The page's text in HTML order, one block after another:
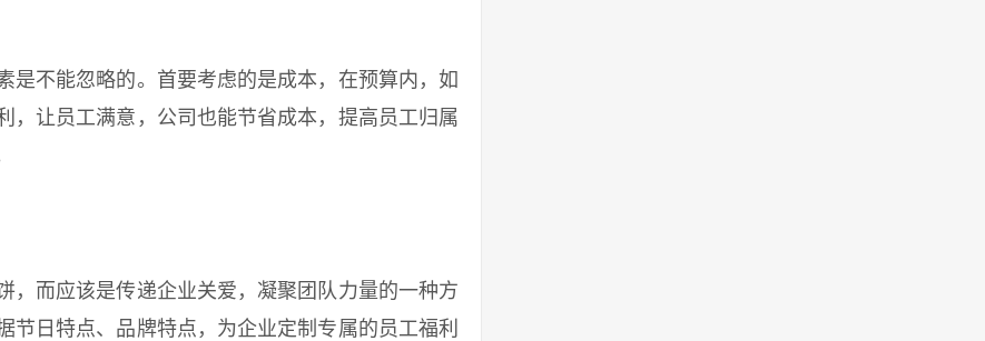
不能忽略的。首要考虑的是成本，在预算内，如
，让员工满意，公司也能节省成本，提高员工归属
而应该是传递企业关爱，凝聚团队力量的一种方
日特点、品牌特点，为企业定制专属的员工福利